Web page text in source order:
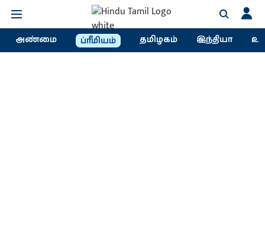
அண்மை ப்ரீமியம் தமிழகம் இந்தியா